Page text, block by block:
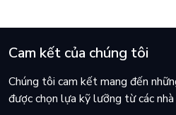
Cam kết của chúng tôi
Chúng tôi cam kết mang đến
được chọn lựa kỹ lưỡng từ các